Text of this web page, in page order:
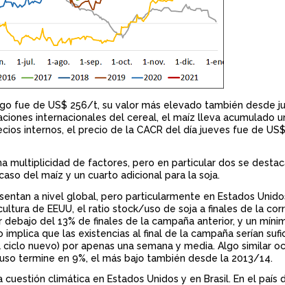
fue de US$ 256/t, su valor más elevado también desde
internacionales del cereal, el maíz lleva acumulado
internos, el precio de la CACR del día jueves fue de
multiplicidad de factores, pero en particular dos se
del maíz y un cuarto adicional para la soja.
a nivel global, pero particularmente en Estados
de EEUU, el ratio stock/uso de soja a finales de la
del 13% de finales de la campaña anterior, y un
que las existencias al final de la campaña serían
nuevo) por apenas una semana y media. Algo similar
termine en 9%, el más bajo también desde la 2013/14.
climática en Estados Unidos y en Brasil. En el país